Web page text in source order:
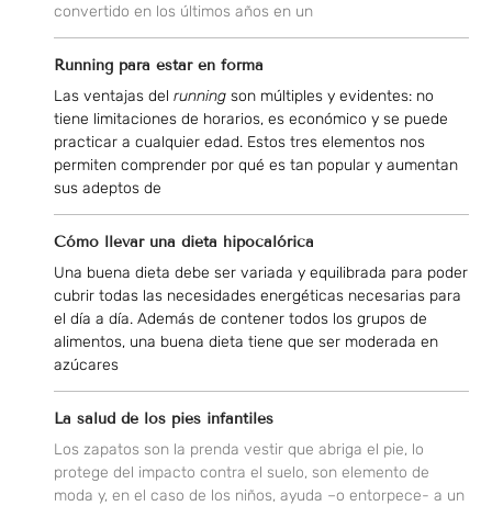
convertido en los últimos años en un
Running para estar en forma
Las ventajas delrunning son múltiples y evidentes: no
tiene limitaciones de horarios, es económico y se puede
practicar a cualquier edad. Estos tres elementos nos
permiten comprender por qué es tan popular y aumentan
sus adeptos de
Cómo llevar una dieta hipocalórica
Una buena dieta debe ser variada y equilibrada para poder
cubrir todas las necesidades energéticas necesarias para
el día a día. Además de contener todos los grupos de
alimentos, una buena dieta tiene que ser moderada en
azúcares
La salud de los pies infantiles
Los zapatos son la prenda vestir que abriga el pie, lo
protege del impacto contra el suelo, son elemento de
moda y, en el caso de los niños, ayuda –o entorpece- a un